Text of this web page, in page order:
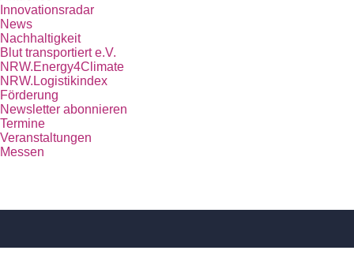
Innovationsradar
News
Nachhaltigkeit
Blut transportiert e.V.
NRW.Energy4Climate
NRW.Logistikindex
Förderung
Newsletter abonnieren
Termine
Veranstaltungen
Messen